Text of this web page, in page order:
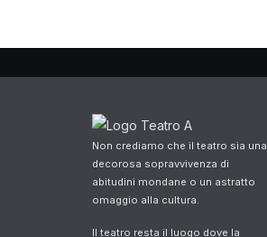
Non crediamo che il teatro sia una
decorosa sopravvivenza di
abitudini mondane o un astratto
omaggio alla cultura.
Il teatro resta il luogo dove la